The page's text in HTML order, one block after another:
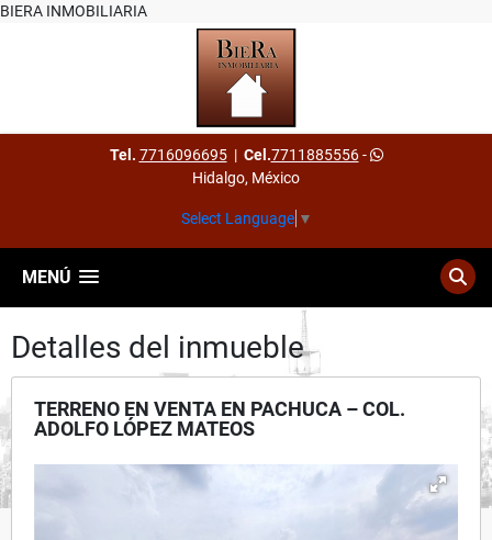
BIERA INMOBILIARIA
Tel. 7716096695| Cel.7711885556-
Hidalgo, México
Select Language ▼
MENÚ
Detalles del inmueble
TERRENO EN VENTA EN PACHUCA – COL.
ADOLFO LÓPEZ MATEOS